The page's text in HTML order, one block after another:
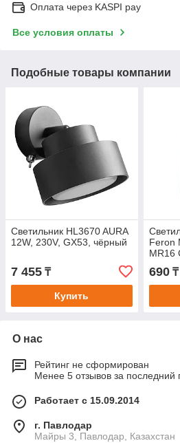
Оплата через KASPI pay
Все условия оплаты
Подобные товары компании
Светильник HL3670 AURA
12W, 230V, GX53, чёрный
7 455 ₸
Купить
Feron
MR16
690₸
О нас
Рейтинг не сформирован
Менее 5 отзывов за последний
Работает с 15.09.2014
г. Павлодар
Майры 3, Павлодар, Казахстан